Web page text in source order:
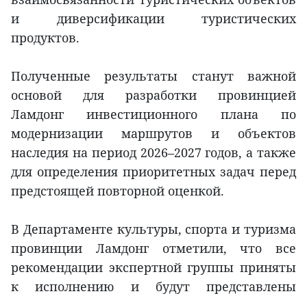
и диверсификации туристических
продуктов.
Полученные результаты станут важной
основой для разработки провинцией
Ламдонг инвестиционного плана по
модернизации маршрутов и объектов
наследия на период 2026–2027 годов, а также
для определения приоритетных задач перед
предстоящей повторной оценкой.
В Департаменте культуры, спорта и туризма
провинции Ламдонг отметили, что все
рекомендации экспертной группы приняты
к исполнению и будут представлены